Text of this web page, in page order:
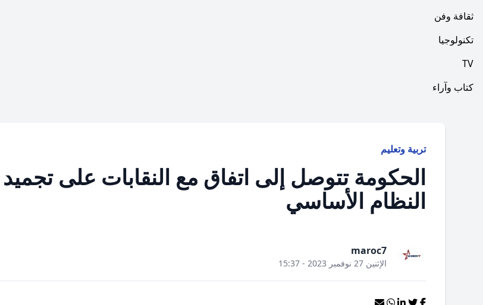
ثقافة وفن
تكنولوجيا
TV
كتاب وآراء
تربية وتعليم
الحكومة تتوصل إلى اتفاق مع النقابات على تجميد
النظام الأساسي
maroc7
الإثنين 27 نوفمبر 2023 - 15:37